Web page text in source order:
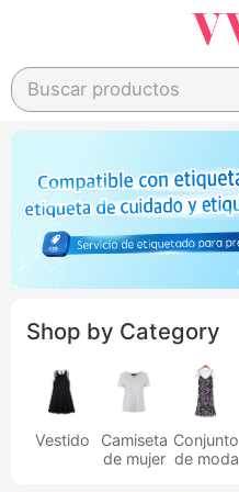
Buscar productos
Shop by Category
Vestido
Camiseta
de mujer
Conjunto
de moda